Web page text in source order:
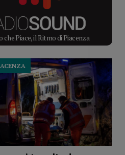
che Piace, il Ritmo di Piacenza